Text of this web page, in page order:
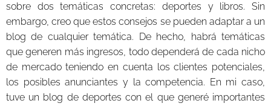
sobre dos temáticas concretas: deportes y libros. Sin
embargo, creo que estos consejos se pueden adaptar a un
blog de cualquier temática. De hecho, habrá temáticas
que generen más ingresos, todo dependerá de cada nicho
de mercado teniendo en cuenta los clientes potenciales,
los posibles anunciantes y la competencia. En mi caso,
tuve un blog de deportes con el que generé importantes